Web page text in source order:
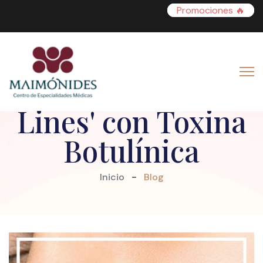
Promociones 🔥
Suaviza las 'Bunny
Lines' con Toxina
Botulínica
Inicio Blog